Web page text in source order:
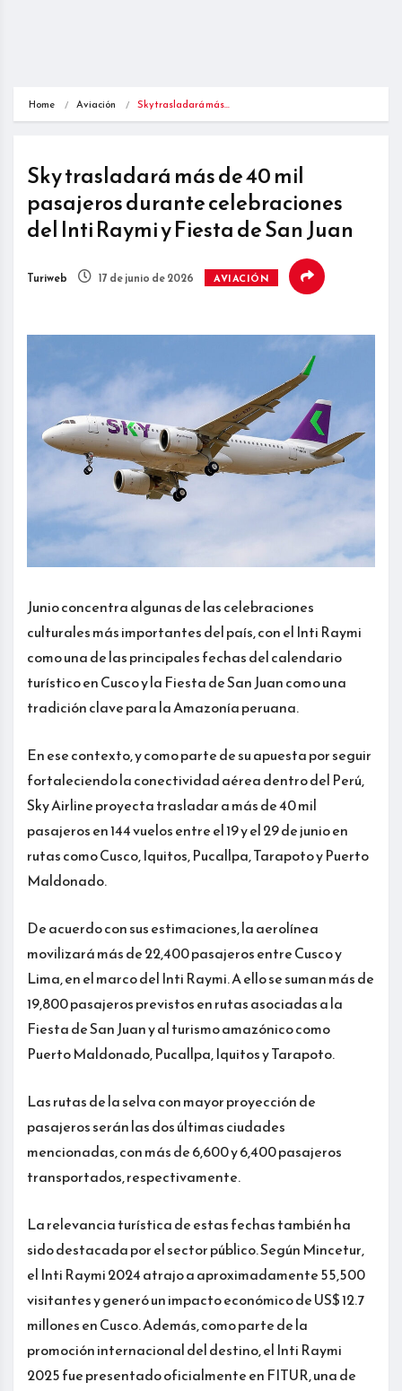
Home Aviación Sky trasladará más…
Sky trasladará más de 40 mil
pasajeros durante celebraciones
del Inti Raymi y Fiesta de San Juan
Turiweb 17 de junio de 2026 AVIACIÓN
Junio concentra algunas de las celebraciones
culturales más importantes del país, con el Inti Raymi
como una de las principales fechas del calendario
turístico en Cusco y la Fiesta de San Juan como una
tradición clave para la Amazonía peruana.
En ese contexto, y como parte de su apuesta por seguir
fortaleciendo la conectividad aérea dentro del Perú,
Sky Airline proyecta trasladar a más de 40 mil
pasajeros en 144 vuelos entre el 19 y el 29 de junio en
rutas como Cusco, Iquitos, Pucallpa, Tarapoto y Puerto
Maldonado.
De acuerdo con sus estimaciones, la aerolínea
movilizará más de 22,400 pasajeros entre Cusco y
Lima, en el marco del Inti Raymi. A ello se suman más de
19,800 pasajeros previstos en rutas asociadas a la
Fiesta de San Juan y al turismo amazónico como
Puerto Maldonado, Pucallpa, Iquitos y Tarapoto.
Las rutas de la selva con mayor proyección de
pasajeros serán las dos últimas ciudades
mencionadas, con más de 6,600 y 6,400 pasajeros
transportados, respectivamente.
La relevancia turística de estas fechas también ha
sido destacada por el sector público. Según Mincetur,
el Inti Raymi 2024 atrajo a aproximadamente 55,500
visitantes y generó un impacto económico de US$ 12.7
millones en Cusco. Además, como parte de la
promoción internacional del destino, el Inti Raymi
2025 fue presentado oficialmente en FITUR, una de